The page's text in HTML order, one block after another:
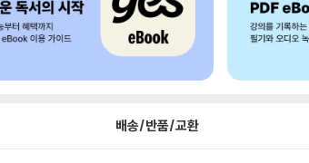
배송/반품/교환